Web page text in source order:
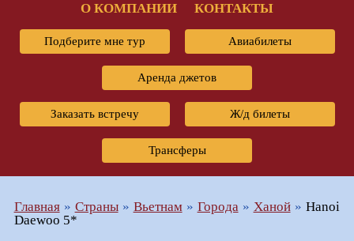
О КОМПАНИИ КОНТАКТЫ
Подберите мне тур Авиабилеты
Аренда джетов
Заказать встречу Ж/д билеты
Трансферы
Главная Страны Вьетнам Города Ханой
Hanoi
Daewoo 5*